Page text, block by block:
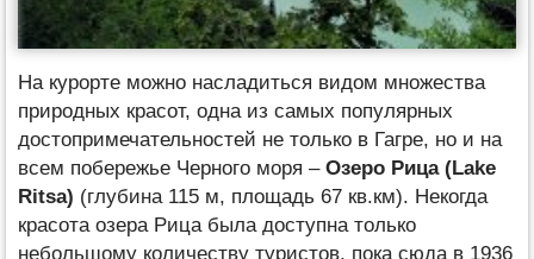
На курорте можно насладиться видом множества
природных красот, одна из самых популярных
достопримечательностей не только в Гагре, но и на
всем побережье Черного моря – Озеро Рица (Lake
Ritsa) (глубина 115 м, площадь 67 кв.км). Некогда
красота озера Рица была доступна только
небольшому количеству туристов, пока сюда в 1936